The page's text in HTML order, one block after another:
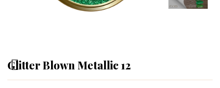
Glitter Blown Metallic 12